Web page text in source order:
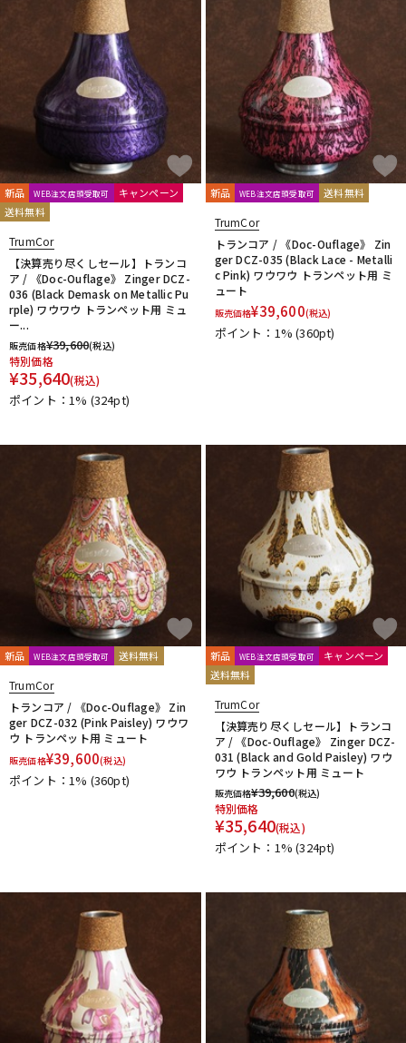
中古 ヴィンテージ
新品 WEB注文店頭受取可
キャンペーン
送料無料
TrumCor
【決算売り尽くしセール】トランコ
ア / 《Doc-Ouflage》 Zinger DCZ-
036 (Black Demask on Metallic Pu
rple) ワウワウ トランペット用 ミュ
ー...
販売価格¥39,600(税込)
特別価格
¥35,640(税込)
ポイント：1% (324pt)
新品 WEB注文店頭受取可 送料無料
TrumCor
トランコア / 《Doc-Ouflage》 Zin
ger DCZ-035 (Black Lace - Metalli
c Pink) ワウワウ トランペット用 ミ
ュート
販売価格¥39,600(税込)
ポイント：1%(360pt)
新品 WEB注文店頭受取可 送料無料
TrumCor
トランコア / 《Doc-Ouflage》 Zin
ger DCZ-032 (Pink Paisley) ワウワ
ウ トランペット用 ミュート
販売価格¥39,600(税込)
ポイント：1% (360pt)
新品 WEB注文店頭受取可
キャンペーン
送料無料
TrumCor
【決算売り尽くしセール】トランコ
ア / 《Doc-Ouflage》 Zinger DCZ-
031 (Black and Gold Paisley) ワウ
ワウ トランペット用 ミュート
販売価格¥39,600(税込)
特別価格
¥35,640(税込)
ポイント：1%(324pt)